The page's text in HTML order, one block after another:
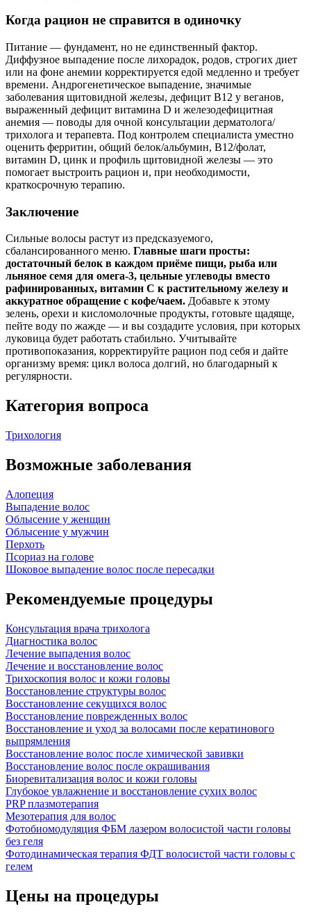
Когда рацион не справится в одиночку
Питание — фундамент, но не единственный фактор.
Диффузное выпадение после лихорадок, родов, строгих диет
или на фоне анемии корректируется едой медленно и требует
времени. Андрогенетическое выпадение, значимые
заболевания щитовидной железы, дефицит B12 у веганов,
выраженный дефицит витамина D и железодефицитная
анемия — поводы для очной консультации дерматолога/
трихолога и терапевта. Под контролем специалиста уместно
оценить ферритин, общий белок/альбумин, B12/фолат,
витамин D, цинк и профиль щитовидной железы — это
помогает выстроить рацион и, при необходимости,
краткосрочную терапию.
Заключение
Сильные волосы растут из предсказуемого,
сбалансированного меню. Главные шаги просты:
достаточный белок в каждом приёме пищи, рыба или
льняное семя для омега‑3, цельные углеводы вместо
рафинированных, витамин C к растительному железу и
аккуратное обращение с кофе/чаем. Добавьте к этому
зелень, орехи и кисломолочные продукты, готовьте щадяще,
пейте воду по жажде — и вы создадите условия, при которых
луковица будет работать стабильно. Учитывайте
противопоказания, корректируйте рацион под себя и дайте
организму время: цикл волоса долгий, но благодарный к
регулярности.
Категория вопроса
Трихология
Возможные заболевания
Алопеция
Выпадение волос
Облысение у женщин
Облысение у мужчин
Перхоть
Псориаз на голове
Шоковое выпадение волос после пересадки
Рекомендуемые процедуры
Консультация врача трихолога
Диагностика волос
Лечение выпадения волос
Лечение и восстановление волос
Трихоскопия волос и кожи головы
Восстановление структуры волос
Восстановление секущихся волос
Восстановление поврежденных волос
Восстановление и уход за волосами после кератинового
выпрямления
Восстановление волос после химической завивки
Восстановление волос после окрашивания
Биоревитализация волос и кожи головы
Глубокое увлажнение и восстановление сухих волос
PRP плазмотерапия
Мезотерапия для волос
Фотобиомодуляция ФБМ лазером волосистой части головы
без геля
Фотодинамическая терапия ФДТ волосистой части головы с
гелем
Цены на процедуры